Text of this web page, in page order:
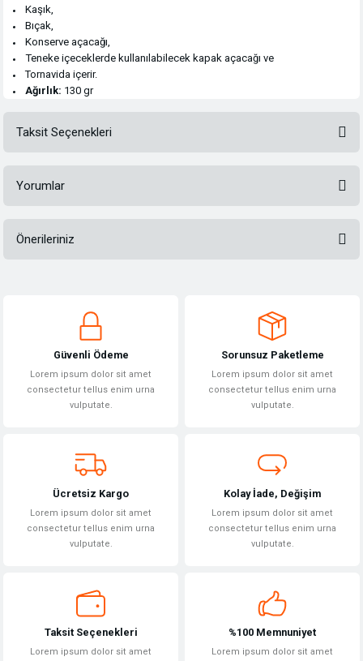
Kaşık,
Bıçak,
Konserve açacağı,
Teneke içeceklerde kullanılabilecek kapakaçacağı ve
Tornavida içerir.
Ağırlık: 130 gr
Taksit Seçenekleri
Yorumlar
Önerileriniz
Görüş ve önerileriniz için teşekkür ederiz.
Ürün açıklamasında eksik bilgiler bulunuyor.
Ürün bilgilerinde hatalar bulunuyor.
Bu ürüne benzer farklı alternatifler olmalı.
Güvenli Ödeme
Lorem ipsum dolor sit amet
consectetur tellus enim urna
vulputate.
Sorunsuz Paketleme
Lorem ipsum dolor sit amet
consectetur tellus enim urna
vulputate.
Ücretsiz Kargo
Lorem ipsum dolor sit amet
consectetur tellus enim urna
vulputate.
Kolay İade, Değişim
Lorem ipsum dolor sit amet
consectetur tellus enim urna
vulputate.
Taksit Seçenekleri
Lorem ipsum dolor sit amet
%100 Memnuniyet
Lorem ipsum dolor sit amet